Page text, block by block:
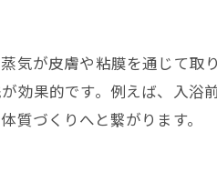
気が皮膚や粘膜を通じて取
効果的です。例えば、入浴
づくりへと繋がります。